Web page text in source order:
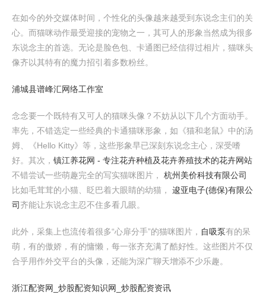
在如今的外交媒体时间，个性化的头像越来越受到东说念主们的关
心。而猫咪动作最受迎接的宠物之一，其可人的形象当然成为很多
东说念主的首选。无论是脸色包、卡通图已经信得过相片，猫咪头
像齐以其特有的魔力招引着多数粉丝。
浦城县谱峰汇网络工作室
念念要一个既特有又可人的猫咪头像？不妨从以下几个方面动手。
率先，不错选定一些经典的卡通猫咪形象，如《猫和老鼠》中的汤
姆、《Hello Kitty》等，这些形象早已深刻东说念主心，深受嗜
好。其次， 镇江养花网 - 专注花卉种植及花卉养殖技术的花卉网站
不错尝试一些萌趣完全的写实猫咪图片， 杭州美价科技有限公司
比如毛茸茸的小猫、眨巴着大眼睛的幼猫， 逡亚电子(德保)有限公
司齐能让东说念主忍不住多看几眼。
此外，采集上也流传着很多“心扉分手”的猫咪图片， 自吸泵有的呆
萌，有的傲娇，有的慵懒，每一张齐充满了酷好性。这些图片不仅
合乎用作外交平台的头像，还能为深广聊天增添不少乐趣。
浙江配资网_炒股配资知识网_炒股配资资讯